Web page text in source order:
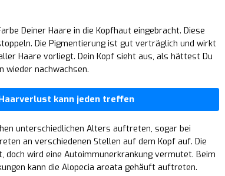
Deiner Haare in die Kopfhaut eingebracht. Diese
Die Pigmentierung ist gut verträglich und wirkt
Haare vorliegt. Dein Kopf sieht aus, als hättest Du
wieder nachwachsen.
kann jeden treffen
unterschiedlichen Alters auftreten, sogar bei
an verschiedenen Stellen auf dem Kopf auf. Die
wird eine Autoimmunerkrankung vermutet. Beim
kann die Alopecia areata gehäuft auftreten.